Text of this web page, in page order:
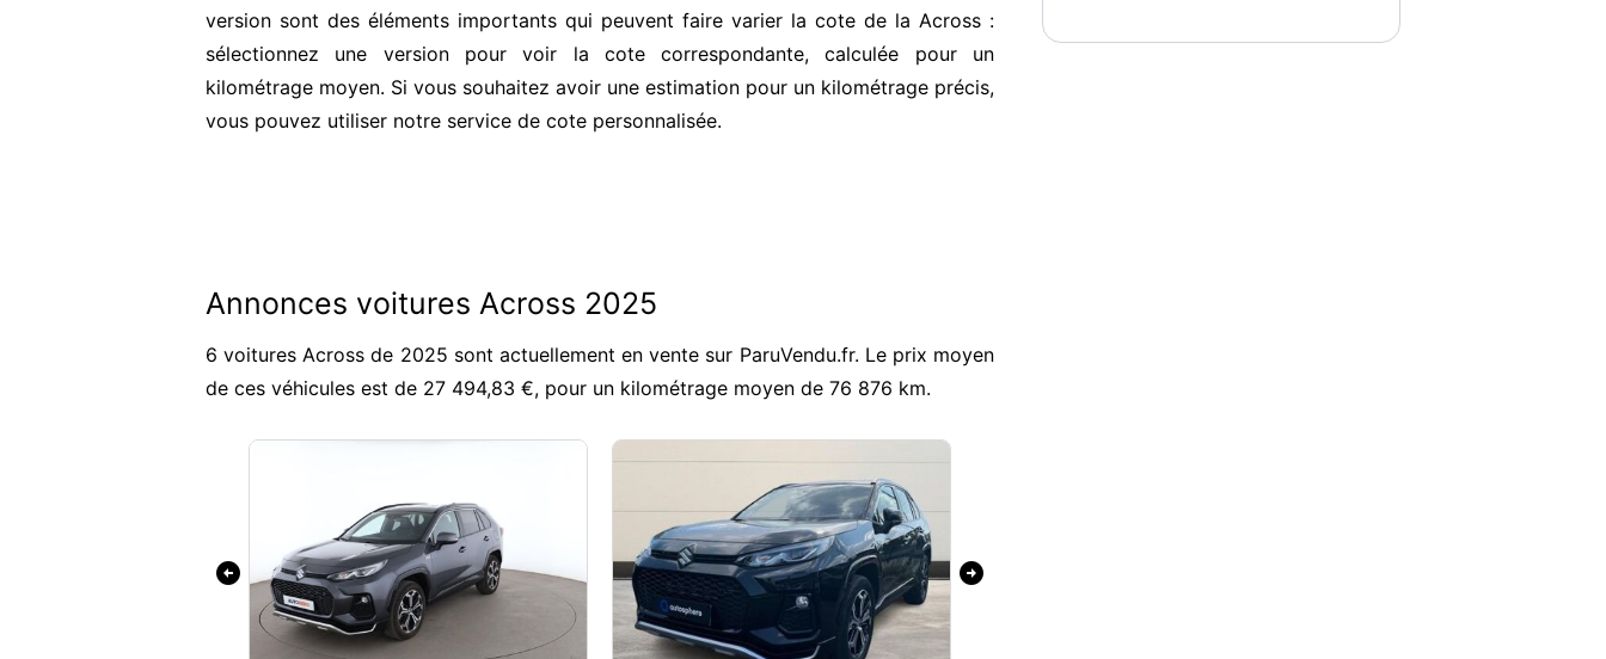
version sont des éléments importants qui peuvent faire varier la cote de la Across :
sélectionnez une version pour voir la cote correspondante, calculée pour un
kilométrage moyen. Si vous souhaitez avoir une estimation pour un kilométrage précis,
vous pouvez utiliser notre service de cote personnalisée.
Annonces voitures Across 2025
6 voitures Across de 2025 sont actuellement en vente sur ParuVendu.fr. Le prix moyen
de ces véhicules est de 27 494,83 €, pour un kilométrage moyen de 76 876 km.
arrow_circle_left arrow_circle_right